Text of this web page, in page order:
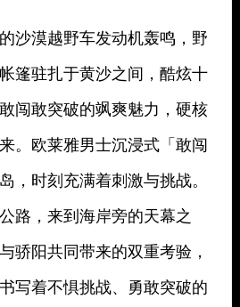
沙漠越野车发动机轰鸣，野
篷驻扎于黄沙之间，酷炫十
闯敢突破的飒爽魅力，硬核
。欧莱雅男士沉浸式「敢闯
，时刻充满着刺激与挑战。
路，来到海岸旁的天幕之
骄阳共同带来的双重考验，
写着不惧挑战、勇敢突破的